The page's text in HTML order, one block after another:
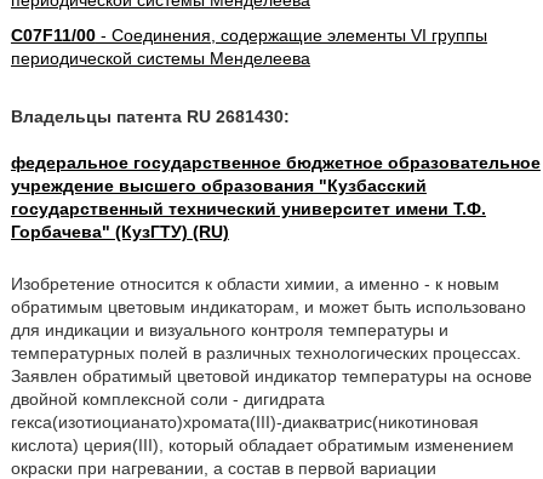
C07F11/00- Соединения, содержащие элементы VI группы
периодической системы Менделеева
Владельцы патента RU 2681430:
федеральное государственное бюджетное образовательное
учреждение высшего образования "Кузбасский
государственный технический университет имени Т.Ф.
Горбачева" (КузГТУ) (RU)
Изобретение относится к области химии, а именно - к новым
обратимым цветовым индикаторам, и может быть использовано
для индикации и визуального контроля температуры и
температурных полей в различных технологических процессах.
Заявлен обратимый цветовой индикатор температуры на основе
двойной комплексной соли - дигидрата
гекса(изотиоцианато)хромата(III)-диакватрис(никотиновая
кислота) церия(III), который обладает обратимым изменением
окраски при нагревании, а состав в первой вариации